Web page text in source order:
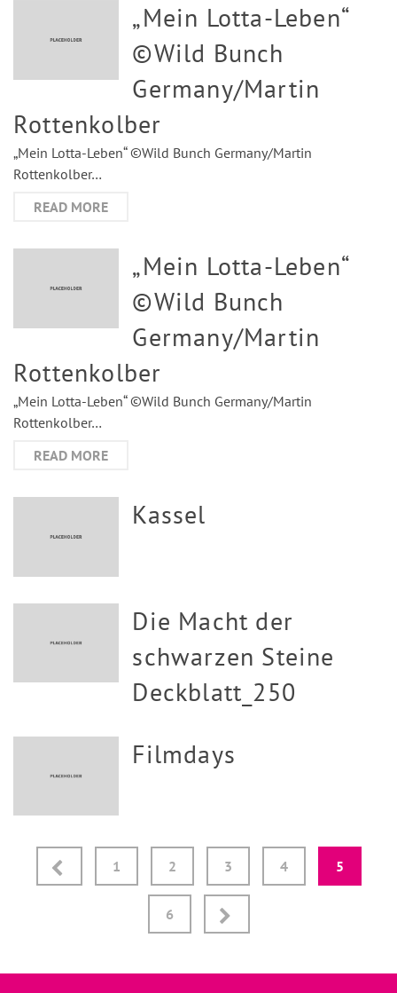
„Mein Lotta-Leben“
©Wild Bunch
Germany/Martin
Rottenkolber
„Mein Lotta-Leben“ ©Wild Bunch Germany/Martin
Rottenkolber…
READ MORE
„Mein Lotta-Leben“
©Wild Bunch
Germany/Martin
Rottenkolber
„Mein Lotta-Leben“ ©Wild Bunch Germany/Martin
Rottenkolber…
READ MORE
Kassel
Die Macht der
schwarzen Steine
Deckblatt_250
Filmdays
Seitennummerierung
der
1 2 3 4 5
6